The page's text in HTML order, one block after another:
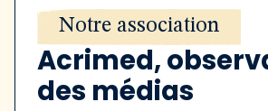
Notre association
Acrimed,
des médias